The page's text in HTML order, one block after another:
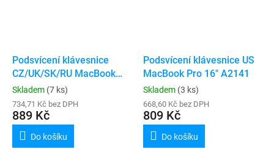
Podsvícení klávesnice
CZ/UK/SK/RU MacBook
Pro 16" A2141
Skladem (7 ks)
734,71 Kč bez DPH
889 Kč
Do košíku
Podsvícení klávesnice US
MacBook Pro 16" A2141
Skladem (3 ks)
668,60 Kč bez DPH
809 Kč
Do košíku